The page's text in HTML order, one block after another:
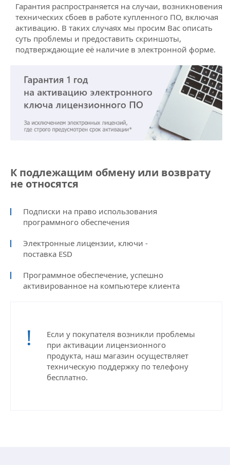
Гарантия распространяется на случаи, возникновения
технических сбоев в работе купленного ПО, включая
активацию. В таких случаях мы просим Вас описать
суть проблемы и предоставить скриншоты,
подтверждающие её наличие в электронной форме.
К подлежащим обмену или возврату
не относятся
Подписки на право использования
программного обеспечения
Электронные лицензии, ключи -
поставка ESD
Программное обеспечение, успешно
активированное на компьютере клиента
Если у покупателя возникли проблемы
при активации лицензионного
продукта, наш магазин осуществляет
техническую поддержку по телефону
бесплатно.